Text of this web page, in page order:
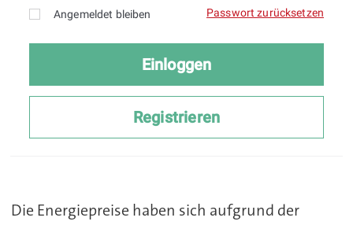
Die Energiepreise haben sich aufgrund der